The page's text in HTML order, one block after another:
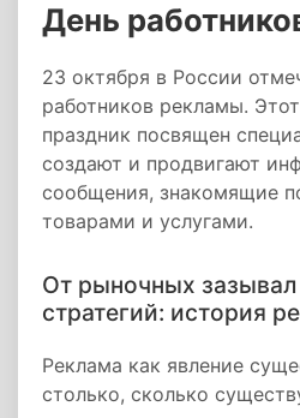
День
23 октября в России
работников рекламы.
праздник посвящен
создают и продвигают
сообщения, знакомящие
товарами и услугами.
От рыночных
стратегий: история
Реклама как явление
столько, сколько